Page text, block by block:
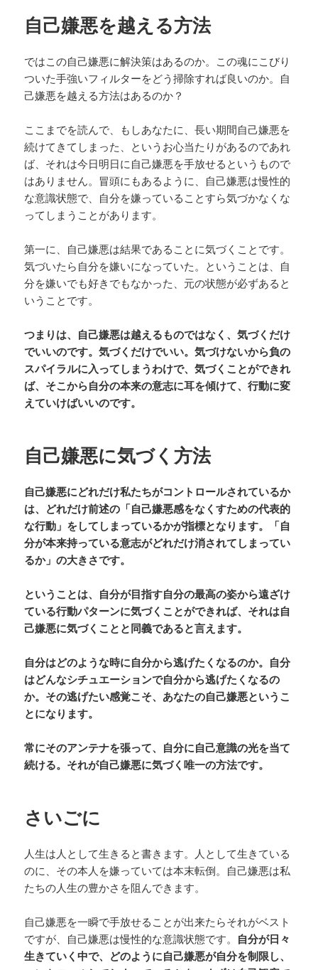
自己嫌悪を越える方法
ではこの自己嫌悪に解決策はあるのか。この魂にこびり
ついた手強いフィルターをどう掃除すれば良いのか。自
己嫌悪を越える方法はあるのか？
ここまでを読んで、もしあなたに、長い期間自己嫌悪を
続けてきてしまった、というお心当たりがあるのであれ
ば、それは今日明日に自己嫌悪を手放せるというもので
はありません。冒頭にもあるように、自己嫌悪は慢性的
な意識状態で、自分を嫌っていることすら気づかなくな
ってしまうことがあります。
第一に、自己嫌悪は結果であることに気づくことです。
気づいたら自分を嫌いになっていた。ということは、自
分を嫌いでも好きでもなかった、元の状態が必ずあると
いうことです。
つまりは、自己嫌悪は越えるものではなく、気づくだけ
でいいのです。気づくだけでいい。気づけないから負の
スパイラルに入ってしまうわけで、気づくことができれ
ば、そこから自分の本来の意志に耳を傾けて、行動に変
えていけばいいのです。
自己嫌悪に気づく方法
自己嫌悪にどれだけ私たちがコントロールされているか
は、どれだけ前述の「自己嫌悪感をなくすための代表的
な行動」をしてしまっているかが指標となります。「自
分が本来持っている意志がどれだけ消されてしまってい
るか」の大きさです。
ということは、自分が目指す自分の最高の姿から遠ざけ
ている行動パターンに気づくことができれば、それは自
己嫌悪に気づくことと同義であると言えます。
自分はどのような時に自分から逃げたくなるのか。自分
はどんなシチュエーションで自分から逃げたくなるの
か。その逃げたい感覚こそ、あなたの自己嫌悪というこ
とになります。
常にそのアンテナを張って、自分に自己意識の光を当て
続ける。それが自己嫌悪に気づく唯一の方法です。
さいごに
人生は人として生きると書きます。人として生きている
のに、その本人を嫌っていては本末転倒。自己嫌悪は私
たちの人生の豊かさを阻んできます。
自己嫌悪を一瞬で手放せることが出来たらそれがベスト
ですが、自己嫌悪は慢性的な意識状態です。 自分が日々
生きていく中で、どのように自己嫌悪が自分を制限し、